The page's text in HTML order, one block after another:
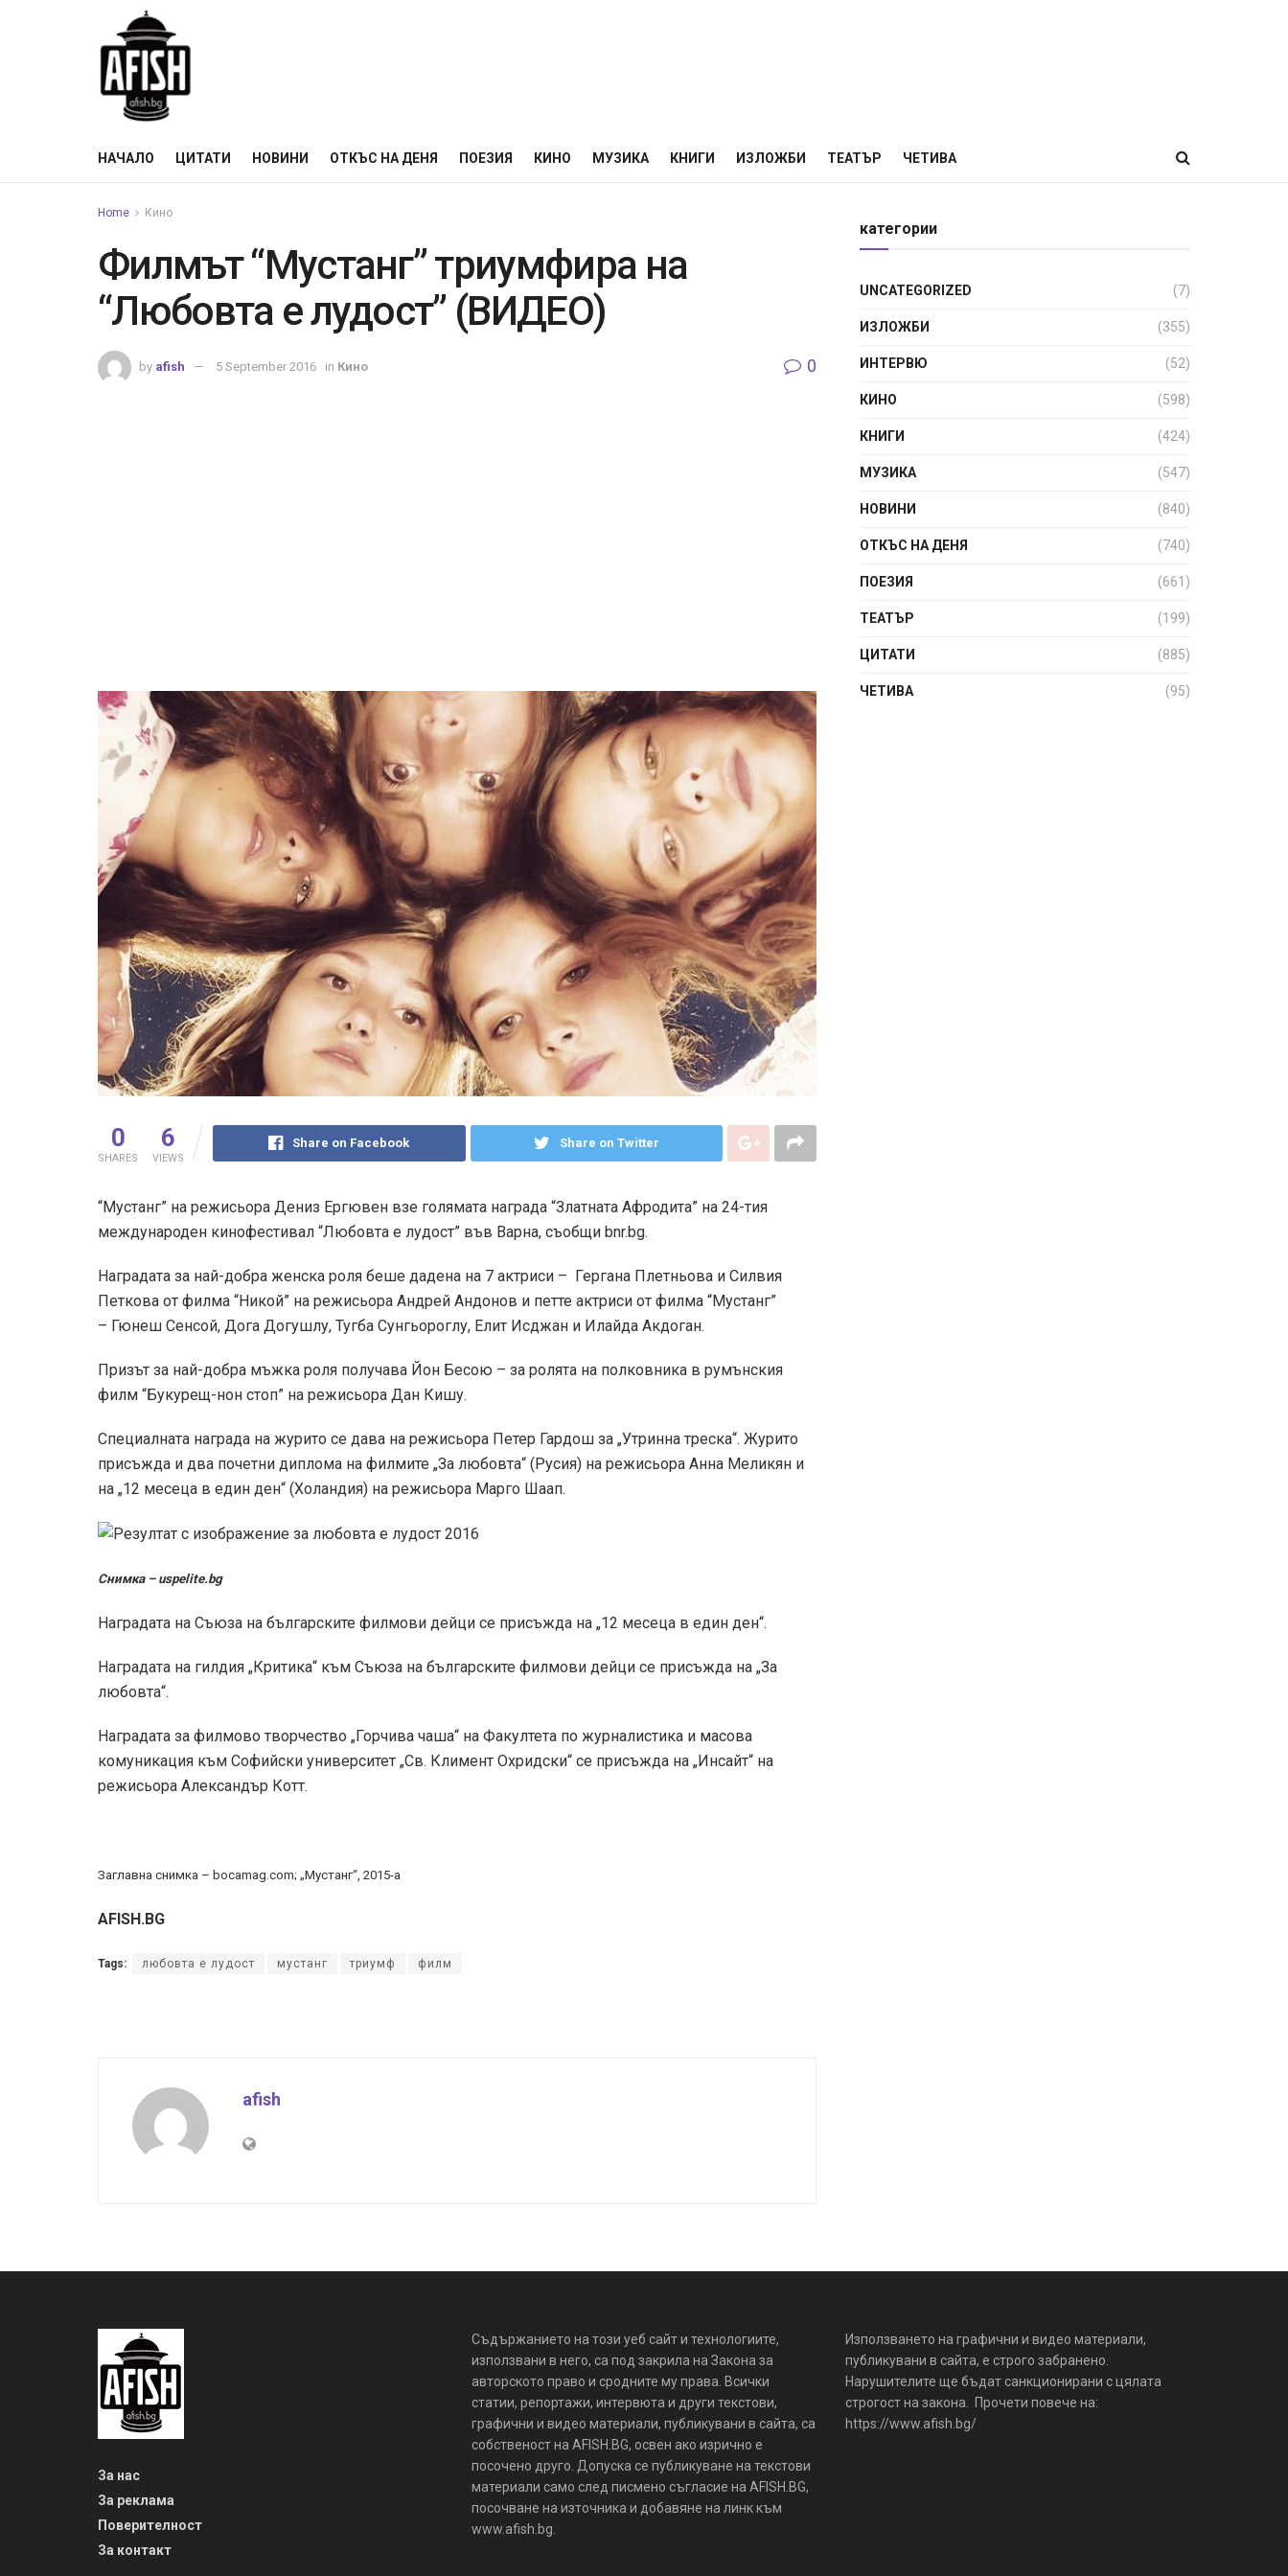
НАЧАЛО ЦИТАТИ НОВИНИ ОТКЪС НА ДЕНЯ ПОЕЗИЯ КИНО МУЗИКА КНИГИ ИЗЛОЖБИ ТЕАТЪР ЧЕТИВА
Home Кино
Филмът “Мустанг” триумфира на
“Любовта е лудост” (ВИДЕО)
by afish 5 September 2016 in Кино 0
0
SHARES
6
VIEWS
Share on Facebook Share on Twitter
“Мустанг” на режисьора Дениз Ергювен взе голямата награда “Златната Афродита” на 24-тия
международен кинофестивал “Любовта е лудост” във Варна, съобщи bnr.bg.
Наградата за най-добра женска роля беше дадена на 7 актриси – Гергана Плетньова и Силвия
Петкова от филма “Никой” на режисьора Андрей Андонов и петте актриси от филма “Мустанг”
– Гюнеш Сенсой, Дога Догушлу, Тугба Сунгьороглу, Елит Исджан и Илайда Акдоган.
Призът за най-добра мъжка роля получава Йон Бесою – за ролята на полковника в румънския
филм “Букурещ-нон стоп” на режисьора Дан Кишу.
Специалната награда на журито се дава на режисьора Петер Гардош за „Утринна треска“. Журито
присъжда и два почетни диплома на филмите „За любовта“ (Русия) на режисьора Анна Меликян и
на „12 месеца в един ден“ (Холандия) на режисьора Марго Шаап.
Снимка – uspelite.bg
Наградата на Съюза на българските филмови дейци се присъжда на „12 месеца в един ден“.
Наградата на гилдия „Критика“ към Съюза на българските филмови дейци се присъжда на „За
любовта“.
Наградата за филмово творчество „Горчива чаша“ на Факултета по журналистика и масова
комуникация към Софийски университет „Св. Климент Охридски“ се присъжда на „Инсайт“ на
режисьора Александър Котт.
Заглавна снимка – bocamag.com; „Мустанг“, 2015-а
AFISH.BG
Tags: любовта е лудост мустанг триумф филм
afish
категории
UNCATEGORIZED (7)
ИЗЛОЖБИ (355)
ИНТЕРВЮ (52)
КИНО (598)
КНИГИ (424)
МУЗИКА (547)
НОВИНИ (840)
ОТКЪС НА ДЕНЯ (740)
ПОЕЗИЯ (661)
ТЕАТЪР (199)
ЦИТАТИ (885)
ЧЕТИВА (95)
За нас
За реклама
Поверителност
За контакт
Съдържанието на този уеб сайт и технологиите,
използвани в него, са под закрила на Закона за
авторското право и сродните му права. Всички
статии, репортажи, интервюта и други текстови,
графични и видео материали, публикувани в сайта, са
собственост на AFISH.BG, освен ако изрично е
посочено друго. Допуска се публикуване на текстови
материали само след писмено съгласие на AFISH.BG,
посочване на източника и добавяне на линк към
www.afish.bg.
Използването на графични и видео материали,
публикувани в сайта, е строго забранено.
Нарушителите ще бъдат санкционирани с цялата
строгост на закона. Прочети повече на:
https://www.afish.bg/